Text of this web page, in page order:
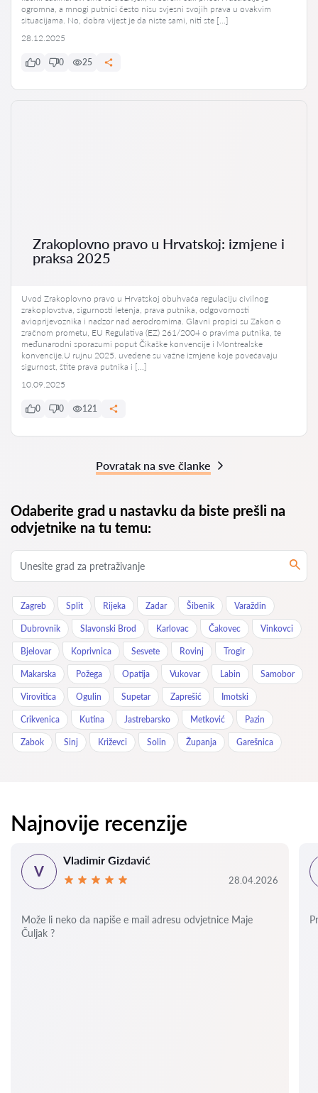
ogromna, a mnogi putnici često nisu svjesni svojih prava u ovakvim
situacijama. No, dobra vijest je da niste sami, niti ste […]
28.12.2025
0 0 25
Zrakoplovno pravo u Hrvatskoj: izmjene i
praksa 2025
Uvod Zrakoplovno pravo u Hrvatskoj obuhvaća regulaciju civilnog
zrakoplovstva, sigurnosti letenja, prava putnika, odgovornosti
avioprijevoznika i nadzor nad aerodromima. Glavni propisi su Zakon o
zračnom prometu, EU Regulativa (EZ) 261/2004 o pravima putnika, te
međunarodni sporazumi poput Čikaške konvencije i Montrealske
konvencije.U rujnu 2025. uvedene su važne izmjene koje povećavaju
sigurnost, štite prava putnika i […]
10.09.2025
0 0 121
Povratak na sve članke
Odaberite grad u nastavku da biste prešli na
odvjetnike na tu temu:
Zagreb Split Rijeka Zadar Šibenik Varaždin
Dubrovnik Slavonski Brod Karlovac Čakovec Vinkovci
Bjelovar Koprivnica Sesvete Rovinj Trogir
Makarska Požega Opatija Vukovar Labin Samobor
Virovitica Ogulin Supetar Zaprešić Imotski
Crikvenica Kutina Jastrebarsko Metković Pazin
Zabok Sinj Križevci Solin Županja Garešnica
Najnovije recenzije
V
Vladimir Gizdavić
28.04.2026
Može li neko da napiše e mail adresu odvjetnice Maje
Čuljak ?